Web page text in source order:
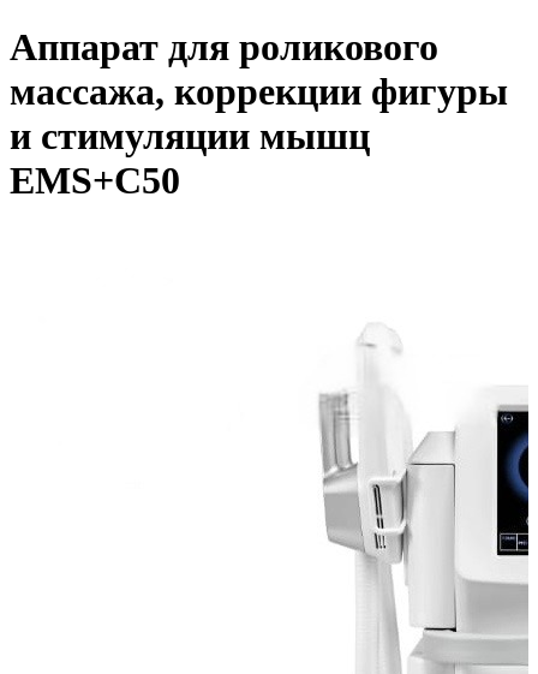
Аппарат для роликового
массажа, коррекции фигуры
и стимуляции мышц
EMS+C50